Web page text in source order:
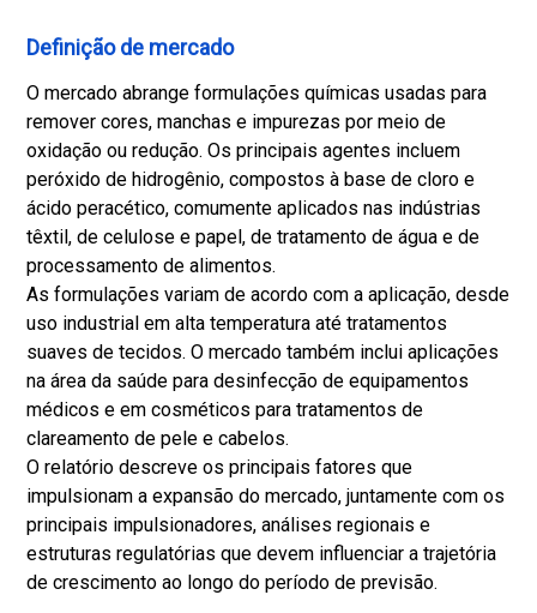
Definição de mercado
O mercado abrange formulações químicas usadas para
remover cores, manchas e impurezas por meio de
oxidação ou redução. Os principais agentes incluem
peróxido de hidrogênio, compostos à base de cloro e
ácido peracético, comumente aplicados nas indústrias
têxtil, de celulose e papel, de tratamento de água e de
processamento de alimentos.
As formulações variam de acordo com a aplicação, desde
uso industrial em alta temperatura até tratamentos
suaves de tecidos. O mercado também inclui aplicações
na área da saúde para desinfecção de equipamentos
médicos e em cosméticos para tratamentos de
clareamento de pele e cabelos.
O relatório descreve os principais fatores que
impulsionam a expansão do mercado, juntamente com os
principais impulsionadores, análises regionais e
estruturas regulatórias que devem influenciar a trajetória
de crescimento ao longo do período de previsão.